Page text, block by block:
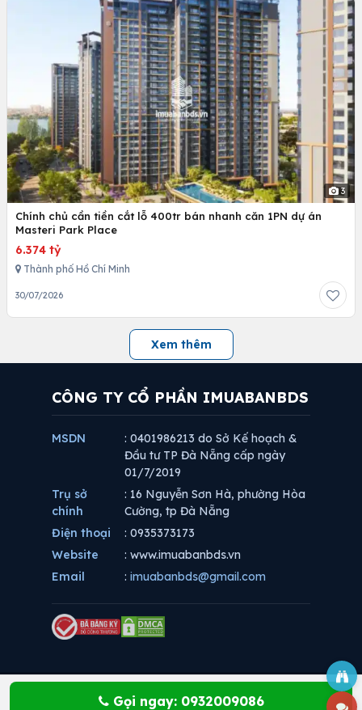
3
Chính chủ cần tiền cắt lỗ 400tr bán nhanh căn 1PN dự án
Masteri Park Place
6.374 tỷ
Thành phố Hồ Chí Minh
30/07/2026
Xem thêm
Gọi ngay: 0932009086
CÔNG TY CỔ PHẦN IMUABANBDS
MSDN
: 0401986213 do Sở Kế hoạch &
Đầu tư TP Đà Nẵng cấp ngày
01/7/2019
Trụ sở
chính
: 16 Nguyễn Sơn Hà, phường Hòa
Cường, tp Đà Nẵng
Điện thoại
: 0935373173
Website
: www.imuabanbds.vn
Email
: imuabanbds@gmail.com